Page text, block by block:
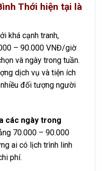
Thới hiện tại là
khá cạnh tranh,
– 90.000 VNĐ/giờ
và ngày trong tuần.
dịch vụ và tiện ích
đối tượng người
các ngày trong
70.000 – 90.000
ai có lịch trình linh
phí.